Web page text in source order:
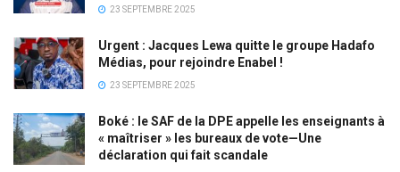
23 SEPTEMBRE 2025
Urgent : Jacques Lewa quitte le groupe Hadafo
Médias, pour rejoindre Enabel !
23 SEPTEMBRE 2025
Boké : le SAF de la DPE appelle les enseignants à
« maîtriser » les bureaux de vote—Une
déclaration qui fait scandale